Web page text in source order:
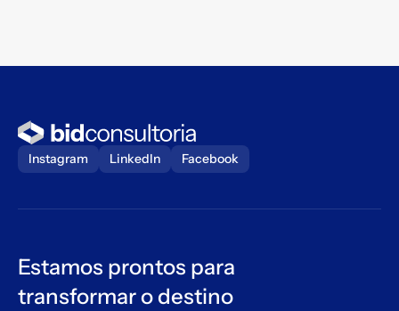
Instagram LinkedIn Facebook
Estamos prontos para
transformar o destino